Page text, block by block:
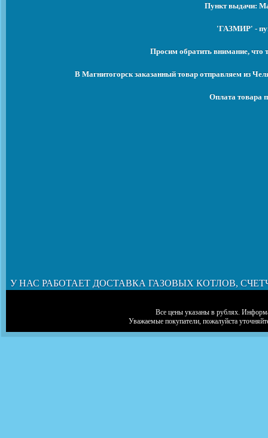
Пункт выдачи:
'ГАЗМИР' -
Просим обратить внимание, что
В Магнитогорск заказанный товар отправляем из
Оплата товара
У НАС РАБОТАЕТ ДОСТАВКА ГАЗОВЫХ КОТЛОВ,
Все цены указаны в рублях.
Уважаемые покупатели, пожалуйста